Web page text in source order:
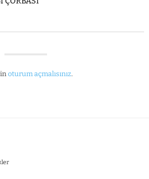
oturum açmalısınız.